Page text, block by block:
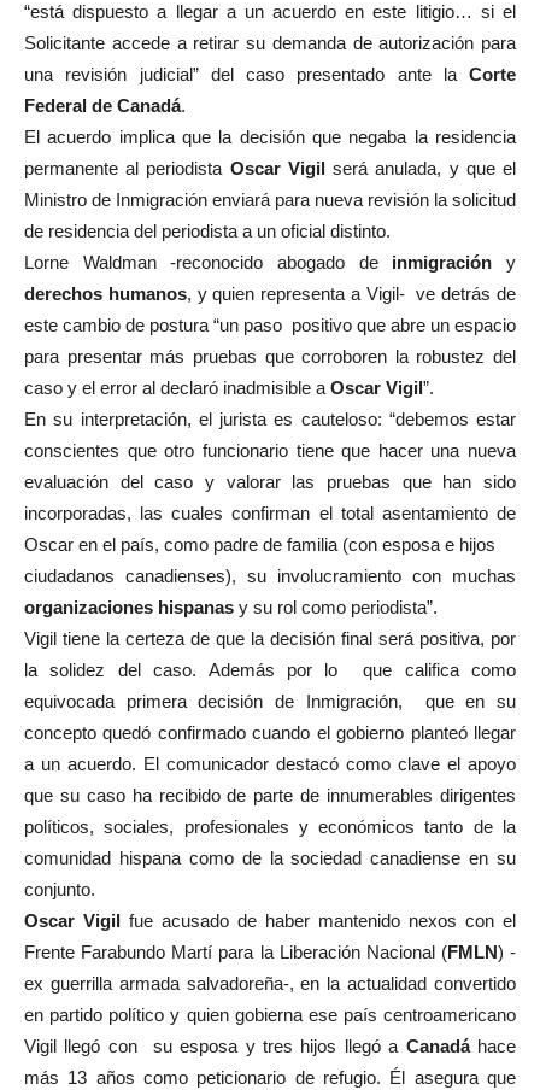
“está dispuesto a llegar a un acuerdo en este litigio… si el
Solicitante accede a retirar su demanda de autorización para
una revisión judicial” del caso presentado ante la Corte
Federal de Canadá.
El acuerdo implica que la decisión que negaba la residencia
permanente al periodista Oscar Vigilserá anulada, y que el
Ministro de Inmigración enviará para nueva revisión la solicitud
de residencia del periodista a un oficial distinto.
Lorne Waldman -reconocido abogado de inmigración y
derechos humanos, y quien representa a Vigil- ve detrás de
este cambio de postura “un paso positivo que abre un espacio
para presentar más pruebas que corroboren la robustez del
caso y el error al declaró inadmisible a Oscar Vigil”.
En su interpretación, el jurista es cauteloso: “debemos estar
conscientes que otro funcionario tiene que hacer una nueva
evaluación del caso y valorar las pruebas que han sido
incorporadas, las cuales confirman el total asentamiento de
Oscar en el país, como padre de familia (con esposa e hijos
ciudadanos canadienses), su involucramiento con muchas
organizaciones hispanas y su rol como periodista”.
Vigil tiene la certeza de que la decisión final será positiva, por
la solidez del caso. Además por lo que califica como
equivocada primera decisión de Inmigración, que en su
concepto quedó confirmado cuando el gobierno planteó llegar
a un acuerdo. El comunicador destacó como clave el apoyo
que su caso ha recibido de parte de innumerables dirigentes
políticos, sociales, profesionales y económicos tanto de la
comunidad hispana como de la sociedad canadiense en su
conjunto.
Oscar Vigil fue acusado de haber mantenido nexos con el
Frente Farabundo Martí para la Liberación Nacional (FMLN) -
ex guerrilla armada salvadoreña-, en la actualidad convertido
en partido político y quien gobierna ese país centroamericano
Vigil llegó con su esposa y tres hijos llegó a Canadáhace
más 13 años como peticionario de refugio. Él asegura que